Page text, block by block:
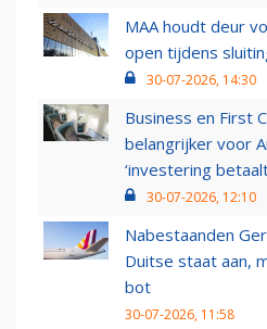
MAA houdt deur
open tijdens
30-07-2026, 14:30
Business en First
belangrijker voor
‘investering
30-07-2026, 12:10
Nabestaanden
Duitse staat aan,
bot
30-07-2026, 11:58